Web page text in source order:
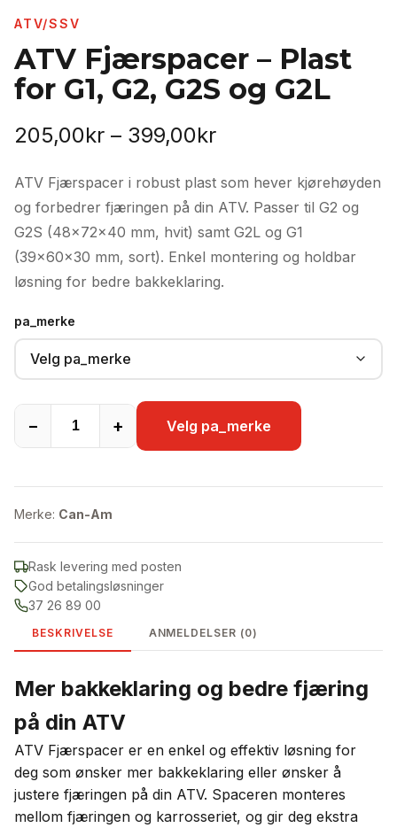
ATV/SSV
ATV Fjærspacer – Plast
for G1, G2, G2S og G2L
205,00kr – 399,00krPrisområde:
til
399,00kr
ATV Fjærspacer i robust plast som hever kjørehøyden
og forbedrer fjæringen på din ATV. Passer til G2 og
G2S (48x72x40 mm, hvit) samt G2L og G1
(39x60x30 mm, sort). Enkel montering og holdbar
løsning for bedre bakkeklaring.
pa_merke
Velg pa_merke
− + Velg pa_merke
Merke: Can-Am
Rask levering med posten
God betalingsløsninger
37 26 89 00
BESKRIVELSE ANMELDELSER (0)
Mer bakkeklaring og bedre fjæring
på din ATV
ATV Fjærspacer er en enkel og effektiv løsning for
deg som ønsker mer bakkeklaring eller ønsker å
justere fjæringen på din ATV. Spaceren monteres
mellom fjæringen og karrosseriet, og gir deg ekstra